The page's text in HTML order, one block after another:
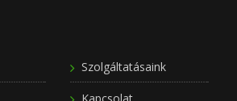
Szolgáltatásaink